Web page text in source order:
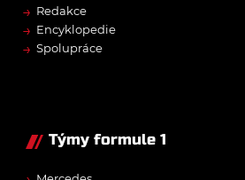
→ Redakce
→ Encyklopedie
→ Spolupráce
Týmy formule 1